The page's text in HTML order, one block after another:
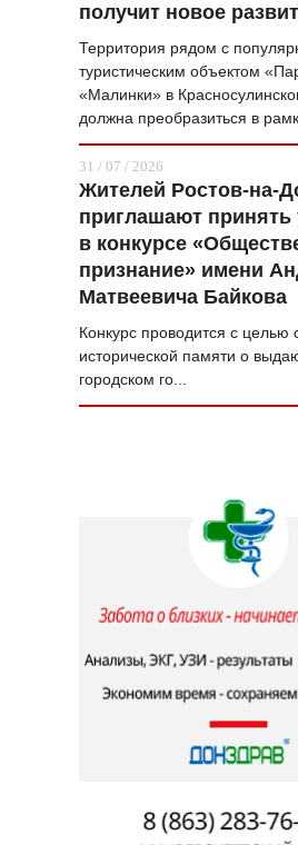
получит новое
Территория рядом с
туристическим объектом
«Малинки» в
должна преобразиться в
31 / 07 / 2026
Жителей Ростов-на-
приглашают принять
в конкурсе
признание» имени
Матвеевича Байкова
Конкурс проводится с целью
исторической памяти о
городском го...